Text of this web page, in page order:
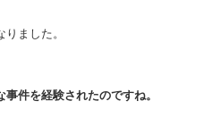
ました。
件を経験されたのですね。